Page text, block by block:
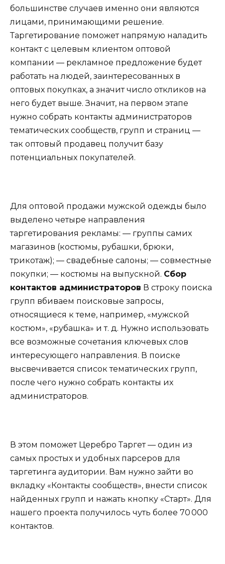
большинстве случаев именно они являются
лицами, принимающими решение.
Таргетирование поможет напрямую наладить
контакт с целевым клиентом оптовой
компании — рекламное предложение будет
работать на людей, заинтересованных в
оптовых покупках, а значит число откликов на
него будет выше. Значит, на первом этапе
нужно собрать контакты администраторов
тематических сообществ, групп и страниц —
так оптовый продавец получит базу
потенциальных покупателей.
Для оптовой продажи мужской одежды было
выделено четыре направления
таргетирования рекламы: — группы самих
магазинов (костюмы, рубашки, брюки,
трикотаж); — свадебные салоны; — совместные
покупки; — костюмы на выпускной. Сбор
контактов администраторов В строку поиска
групп вбиваем поисковые запросы,
относящиеся к теме, например, «мужской
костюм», «рубашка» и т. д. Нужно использовать
все возможные сочетания ключевых слов
интересующего направления. В поиске
высвечивается список тематических групп,
после чего нужно собрать контакты их
администраторов.
В этом поможет Церебро Таргет — один из
самых простых и удобных парсеров для
таргетинга аудитории. Вам нужно зайти во
вкладку «Контакты сообществ», внести список
найденных групп и нажать кнопку «Старт». Для
нашего проекта получилось чуть более 70 000
контактов.